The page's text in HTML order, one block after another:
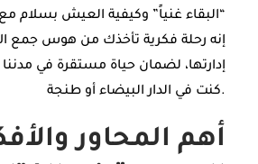
“البقاء غنياً” وكيفية العيش بسلام مع
إنه رحلة فكرية تأخذك من هوس جمع
إدارتها، لضمان حياة مستقرة في
كنت في الدار البيضاء أو طنجة.
أهم المحاور